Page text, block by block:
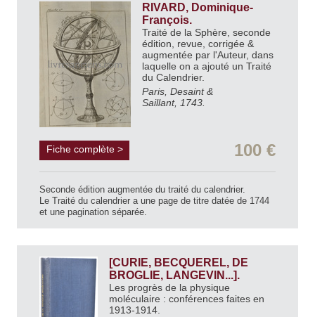
RIVARD, Dominique-
François.
Traité de la Sphère, seconde
édition, revue, corrigée &
augmentée par l'Auteur, dans
laquelle on a ajouté un Traité
du Calendrier.
Paris, Desaint &
Saillant, 1743.
Fiche complète > 100 €
Seconde édition augmentée du traité du calendrier.
Le Traité du calendrier a une page de titre datée de 1744
et une pagination séparée.
[CURIE, BECQUEREL, DE
BROGLIE, LANGEVIN...].
Les progrès de la physique
moléculaire : conférences faites en
1913-1914.